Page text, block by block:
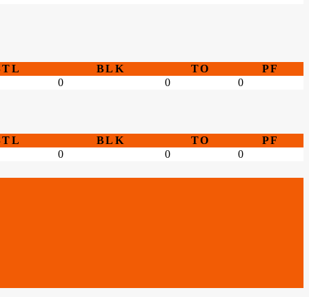
BLK TO
PF
0 0 0
BLK TO
PF
0 0 0